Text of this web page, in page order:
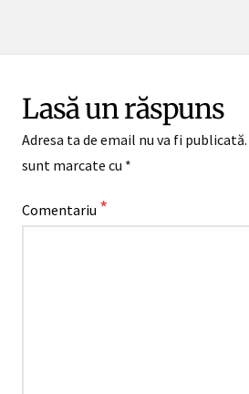
Lasă un răspuns
Adresa ta de email nu va fi publicată.
sunt marcate cu *
Comentariu *